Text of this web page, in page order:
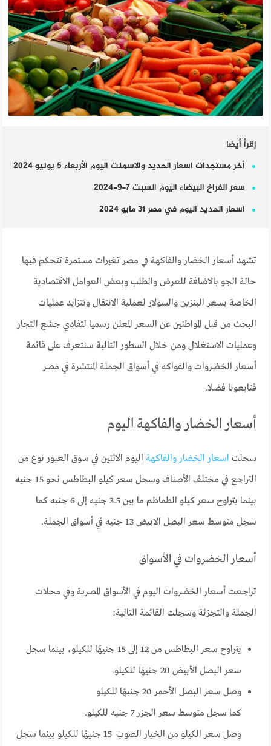
إقرأ أيضا
أخر مستجدات اسعار الحديد والاسمنت اليوم الأربعاء 5 يونيو 2024
سعر الفراخ البيضاء اليوم السبت 7-9-2024
اسعار الحديد اليوم في مصر 31 مايو 2024
تشهد أسعار الخضار والفاكهة في مصر تغيرات مستمرة تتحكم فيها
حالة الجو بالاضافة للعرض والطلب وبعض العوامل الاقتصادية
الخاصة بسعر البنزين والسولار لعملية الانتقال وتتزايد عمليات
البحث من قبل المواطنين عن السعر المعلن رسميا لتفادي جشع التجار
وعمليات الاستغلال ومن خلال السطور التالية سنتعرف على قائمة
أسعار الخضروات والفواكه في أسواق الجملة المنتشرة في مصر
فتابعونا فضلا.
أسعار الخضار والفاكهة اليوم
سجلت اسعار الخضار والفاكهة اليوم الاثنين في سوق العبور نوع من
التراجع في مختلف الأصناف وسجل سعر كيلو البطاطس نحو 15 جنيه
بينما يتراوح سعر كيلو الطماطم ما بين 3.5 جنيه إلى 6 جنيه كما
سجل متوسط سعر البصل الابيض 13 جنيه في أسواق الجملة.
أسعار الخضروات في الأسواق
تراجعت أسعار الخضروات اليوم في الأسواق المصرية وفي محلات
الجملة والتجزئة وسجلت القائمة التالية:
يتراوح سعر البطاطس من 12 إلى 15 جنيهًا للكيلو، بينما سجل
سعر البصل الأبيض 20 جنيهًا للكيلو.
وصل سعر البصل الأحمر 20 جنيهًا للكيلو
كما سجل متوسط سعر الجزر 7 جنيه للكيلو.
وصل سعر الكيلو من الخيار الصوب 15 جنيهًا للكيلو بينما سجل